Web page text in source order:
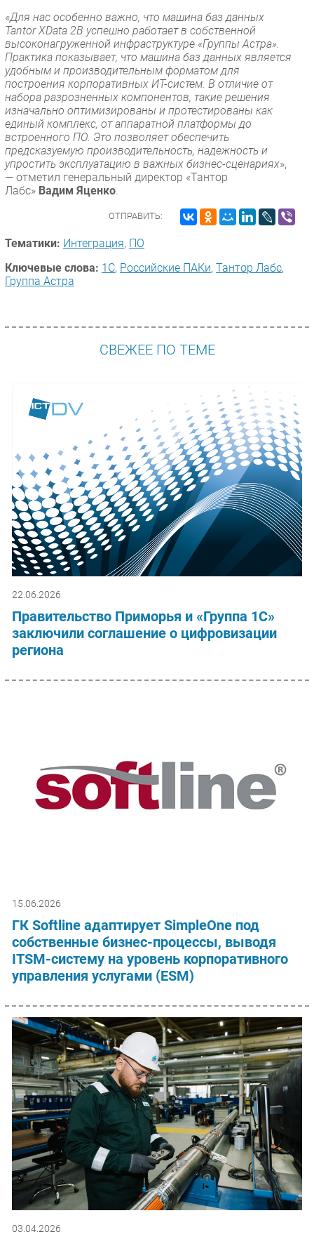
«Для нас особенно важно, что машина баз данных
Tantor XData 2B успешно работает в собственной
высоконагруженной инфраструктуре «Группы Астра».
Практика показывает, что машина баз данных является
удобным и производительным форматом для
построения корпоративных ИТ-систем. В отличие от
набора разрозненных компонентов, такие решения
изначально оптимизированы и протестированы как
единый комплекс, от аппаратной платформы до
встроенного ПО. Это позволяет обеспечить
предсказуемую производительность, надежность и
упростить эксплуатацию в важных бизнес-сценариях»,
— отметил генеральный директор «Тантор
Лабс» Вадим Яценко
ОТПРАВИТЬ:
Тематики: Интеграция, ПО
Ключевые слова: 1С, Российские ПАКи, Тантор Лабс,
Группа Астра
СВЕЖЕЕ ПО ТЕМЕ
22.06.2026
Правительство Приморья и «Группа 1С»
заключили соглашение о цифровизации
региона
15.06.2026
ГК Softline адаптирует SimpleOne под
собственные бизнес-процессы, выводя
ITSM-систему на уровень корпоративного
управления услугами (ESM)
03.04.2026